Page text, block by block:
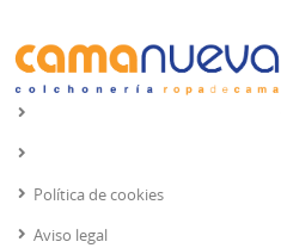
Política de cookies
Aviso legal